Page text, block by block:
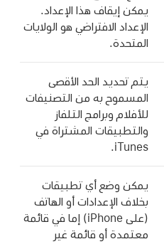
يمكن إيقاف هذا الإعداد.
الإعداد الافتراضي هو الولايات
المتحدة.
يتم تحديد الحد الأقصى
المسموح به من التصنيفات
للأفلام وبرامج التلفاز
والتطبيقات المشتراة في
iTunes.
يمكن وضع أي تطبيقات
بخلاف الإعدادات أو الهاتف
(على iPhone) إما في قائمة
معتمدة أو قائمة غير